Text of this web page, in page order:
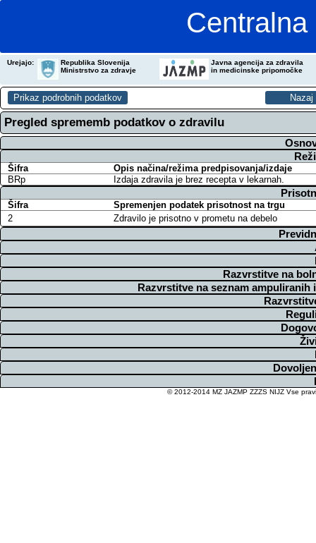
Urejajo:
Republika Slovenija
Ministrstvo za zdravje
Javna agencija za zdravila
in medicinske pripomočke
Pregled sprememb podatkov o zdravilu
Šifra
Opis načina/režima predpisovanja/izdaje
BRp
Izdaja zdravila je brez recepta v lekarnah.
Šifra
Spremenjen podatek prisotnost na trgu
2
Zdravilo je prisotno v prometu na debelo
Razvrstitve na
Razvrstitve na seznam
© 2012-2014 MZ JAZMP ZZZS NIJZ Vse